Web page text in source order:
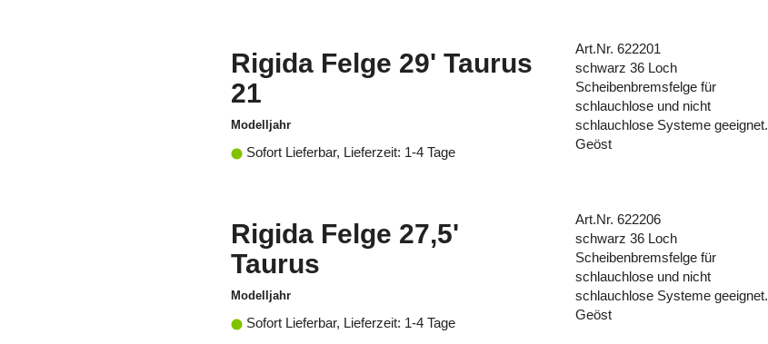
Rigida Felge 29' Taurus
21
Modelljahr
Sofort Lieferbar, Lieferzeit: 1-4 Tage
Art.Nr. 622201
schwarz 36 Loch
Scheibenbremsfelge für
schlauchlose und nicht
schlauchlose Systeme geeignet.
Geöst
Rigida Felge 27,5'
Taurus
Modelljahr
Sofort Lieferbar, Lieferzeit: 1-4 Tage
Art.Nr. 622206
schwarz 36 Loch
Scheibenbremsfelge für
schlauchlose und nicht
schlauchlose Systeme geeignet.
Geöst